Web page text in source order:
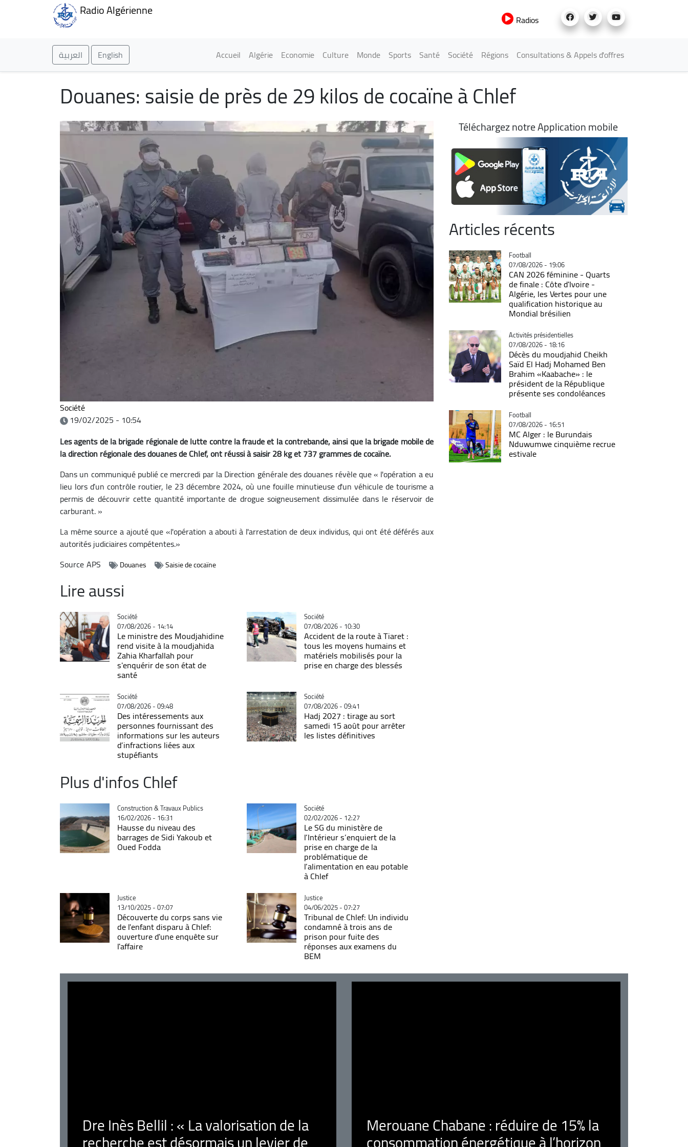
Radio Algérienne
Radios
العربية English Main navigation
Accueil Algérie Economie Culture Monde Sports Santé Société Régions Consultations & Appels d'offres
Douanes: saisie de près de 29 kilos de cocaïne à Chlef
Société
19/02/2025 - 10:54
Les agents de la brigade régionale de lutte contre la fraude et la contrebande, ainsi que la brigade mobile de
la direction régionale des douanes de Chlef, ont réussi à saisir 28 kg et 737 grammes de cocaïne.
Dans un communiqué publié ce mercredi par la Direction générale des douanes révèle que « l'opération a eu
lieu lors d’un contrôle routier, le 23 décembre 2024, où une fouille minutieuse d'un véhicule de tourisme a
permis de découvrir cette quantité importante de drogue soigneusement dissimulée dans le réservoir de
carburant. »
La même source a ajouté que «l'opération a abouti à l'arrestation de deux individus, qui ont été déférés aux
autorités judiciaires compétentes.»
SourceAPS Douanes Saisie de cocaïne
Lire aussi
Catégorie
Société
07/08/2026 - 14:14
Le ministre des Moudjahidine
rend visite à la moudjahida
Zahia Kharfallah pour
s'enquérir de son état de
santé
Catégorie
Société
07/08/2026 - 10:30
Accident de la route à Tiaret :
tous les moyens humains et
matériels mobilisés pour la
prise en charge des blessés
Catégorie
Société
07/08/2026 - 09:48
Des intéressements aux
personnes fournissant des
informations sur les auteurs
d’infractions liées aux
stupéfiants
Catégorie
Société
07/08/2026 - 09:41
Hadj 2027 : tirage au sort
samedi 15 août pour arrêter
les listes définitives
Plus d'infos Chlef
Catégorie
Construction & Travaux Publics
16/02/2026 - 16:31
Hausse du niveau des
barrages de Sidi Yakoub et
Oued Fodda
Catégorie
Société
02/02/2026 - 12:27
Le SG du ministère de
l’Intérieur s’enquiert de la
prise en charge de la
problématique de
l’alimentation en eau potable
à Chlef
Catégorie
Justice
13/10/2025 - 07:07
Découverte du corps sans vie
de l'enfant disparu à Chlef:
ouverture d'une enquête sur
l'affaire
Catégorie
Justice
04/06/2025 - 07:27
Tribunal de Chlef: Un individu
condamné à trois ans de
prison pour fuite des
réponses aux examens du
BEM
Téléchargez notre Application mobile
Articles récents
Catégorie
Football
07/08/2026 - 19:06
CAN 2026 féminine - Quarts
de finale : Côte d'Ivoire -
Algérie, les Vertes pour une
qualification historique au
Mondial brésilien
Catégorie
Activités présidentielles
07/08/2026 - 18:16
Décès du moudjahid Cheikh
Saïd El Hadj Mohamed Ben
Brahim «Kaabache» : le
président de la République
présente ses condoléances
Catégorie
Football
07/08/2026 - 16:51
MC Alger : le Burundais
Nduwumwe cinquième recrue
estivale
Dre Inès Bellil : « La valorisation de la Merouane Chabane : réduire de 15% la